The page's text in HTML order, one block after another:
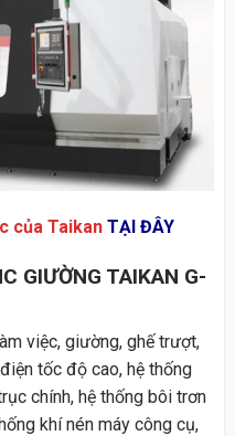
của Taikan TẠI ĐÂY
GIƯỜNG TAIKAN G-
việc, giường, ghế trượt,
tốc độ cao, hệ thống
chính, hệ thống bôi trơn
khí nén máy công cụ,